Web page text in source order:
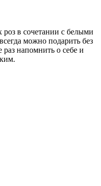
роз в сочетании с белыми
можно подарить без
раз напомнить о себе и